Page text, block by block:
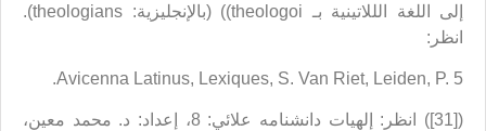
إلى اللغة الللاتينية بـ theologoi)) (بالإنجليزية: theologians).
انظر:
Avicenna Latinus, Lexiques, S. Van Riet, Leiden, P. 5.
([31]) انظر: إلهيات دانشنامه علائي: 8، إعداد: د. محمد معين،